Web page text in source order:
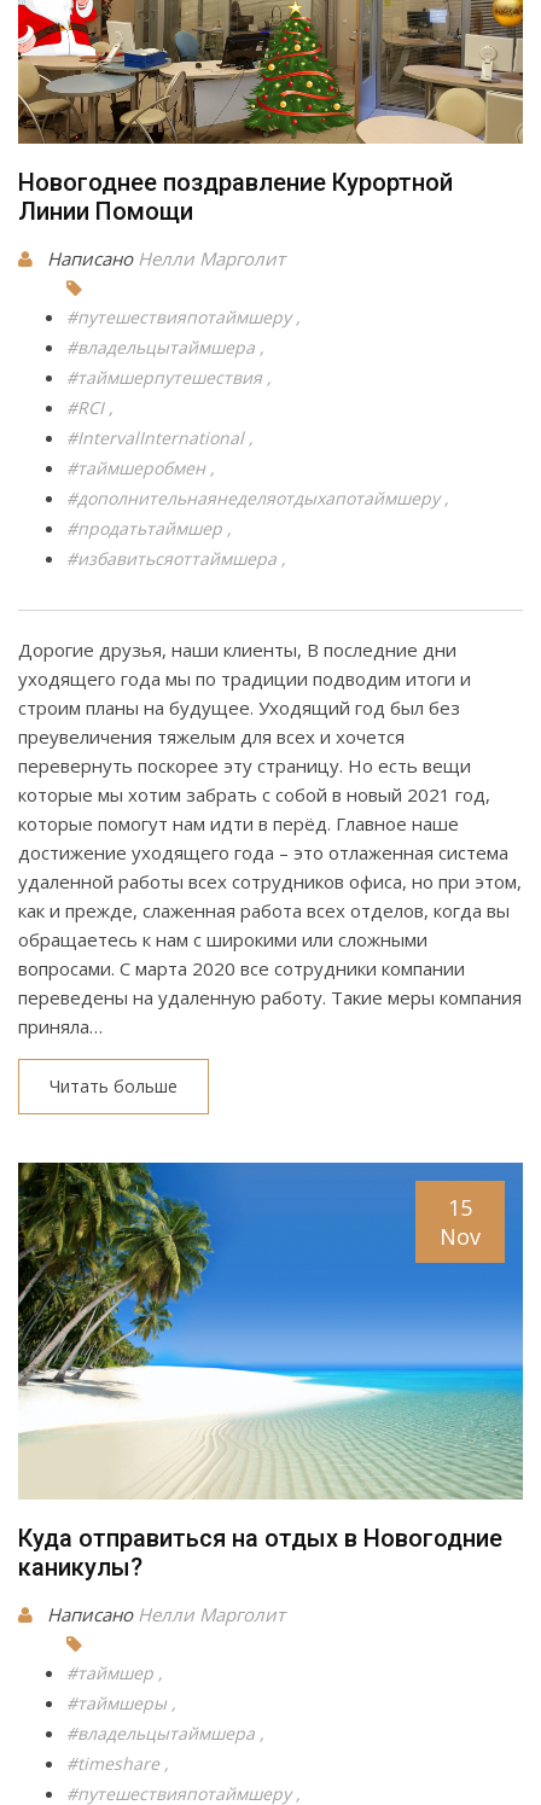
Новогоднее поздравление Курортной
Линии Помощи
Написано Нелли Марголит
#путешествияпотаймшеру
#владельцытаймшера
#таймшерпутешествия
#RCI
#IntervalInternational
#таймшеробмен
#дополнительнаянеделяотдыхапотаймшеру
#продатьтаймшер
#избавитьсяоттаймшера
Дорогие друзья, наши клиенты, В последние дни
уходящего года мы по традиции подводим итоги и
строим планы на будущее. Уходящий год был без
преувеличения тяжелым для всех и хочется
перевернуть поскорее эту страницу. Но есть вещи
которые мы хотим забрать с собой в новый 2021 год,
которые помогут нам идти в перёд. Главное наше
достижение уходящего года – это отлаженная система
удаленной работы всех сотрудников офиса, но при этом,
как и прежде, слаженная работа всех отделов, когда вы
обращаетесь к нам с широкими или сложными
вопросами. С марта 2020 все сотрудники компании
переведены на удаленную работу. Такие меры компания
приняла…
Читать больше
15
Nov
Куда отправиться на отдых в Новогодние
каникулы?
Написано Нелли Марголит
#таймшер
#таймшеры
#владельцытаймшера
#timeshare
#путешествияпотаймшеру